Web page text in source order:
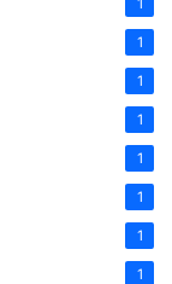
1
1
1
1
1
1
1
1